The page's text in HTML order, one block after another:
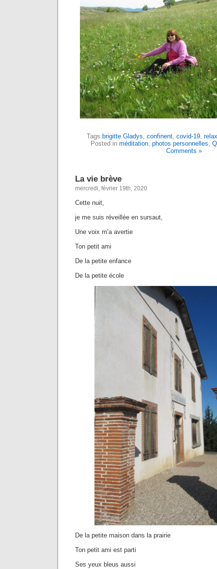
Tags:brigitte Gladys confinent, covid-19,
Posted in méditation, photos personnelles
Comments »
La vie brève
mercredi, février 19th, 2020
Cette nuit,
je me suis réveillée en sursaut,
Une voix m’a avertie
Ton petit ami
De la petite enfance
De la petite école
De la petite maison dans la prairie
Ton petit ami est parti
Ses yeux bleus aussi